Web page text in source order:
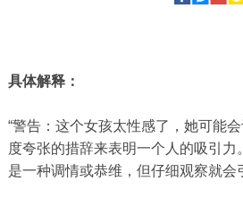
具体解释：
“警告：这个女孩太性感了，她可能
度夸张的措辞来表明一个人的吸引
是一种调情或恭维，但仔细观察就会